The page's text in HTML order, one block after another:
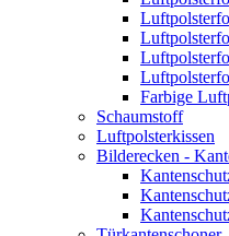
Farbige
Schaumstoff
Luftpolsterkissen
Bilderecken -